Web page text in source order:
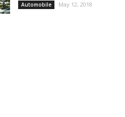
Automobile May 12, 2018